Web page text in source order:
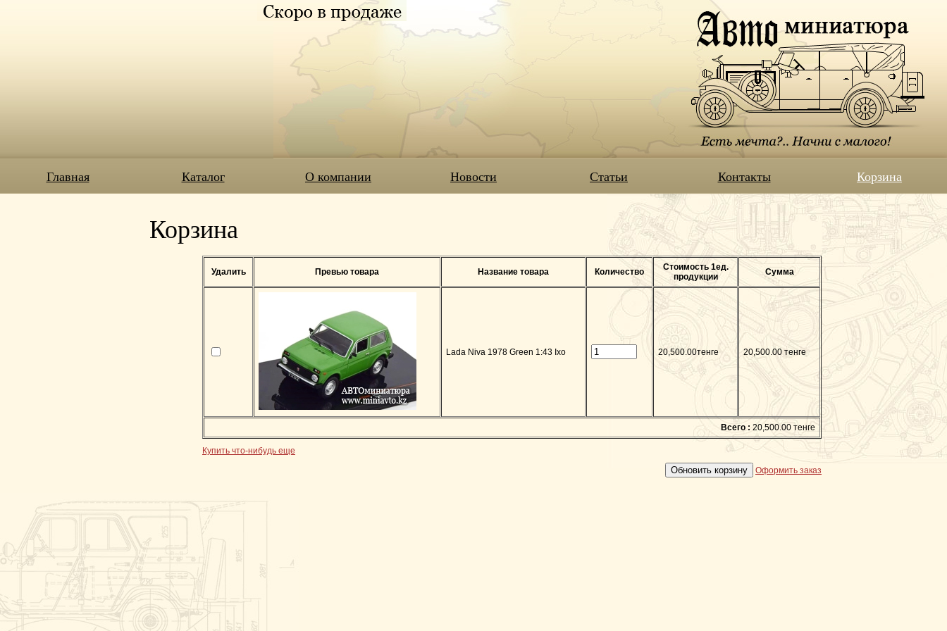
Главная Каталог О компании Новости Статьи Контакты Корзина
Корзина
Удалить Превью товара Название товара Количество
Стоимость 1ед.
продукции
Сумма
Lada Niva 1978 Green 1:43 Ixo 20,500.00тенге 20,500.00 тенге
Всего : 20,500.00 тенге
Купить что-нибудь еще
Оформить заказ